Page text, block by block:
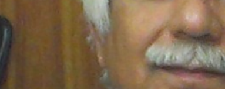
نیّر مسعود کا دلگ داز ترجمہ صبرِ خدا، اور
ایرانی شعری روایت کے جمالیاتی اور فکری
پہلو… ڈاکٹر ارسلان راٹھور کے اس مضمون
میں گیت، نظم، تنہائی اور تخلیق کے اسباب
میں
دوستی
کا ہنر